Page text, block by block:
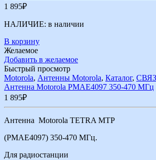
1 895₽
НАЛИЧИЕ: в наличии
В корзину
Желаемое
Добавить в желаемое
Быстрый просмотр
Motorola, Антенны Motorola, Каталог,
Антенна Motorola PMAE4097 350-470 МГц
1 895₽
Антенна Motorola TETRA MTP
(PMAE4097) 350-470 МГц.
Для радиостанции